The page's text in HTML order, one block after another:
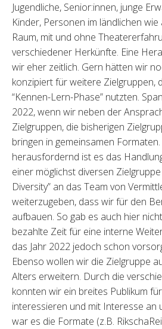
Jugendliche, Senior:innen, junge
Kinder, Personen im ländlichen
Raum, mit und ohne
verschiedener Herkünfte. Eine
wir eher zeitlich. Gern hätten wir
konzipiert für weitere Zielgruppen,
“Kennen-Lern-Phase” nutzten.
2022, wenn wir neben der
Zielgruppen, die bisherigen
bringen in gemeinsamen
herausfordernd ist es das
einer möglichst diversen Zielgruppe
Diversity” an das Team von
weiterzugeben, dass wir für den
aufbauen. So gab es auch hier
bezahlte Zeit für eine interne
das Jahr 2022 jedoch schon
Ebenso wollen wir die Zielgruppe
Alters erweitern. Durch die
konnten wir ein breites Publikum
interessieren und mit Interesse an
war es die Formate (z.B.